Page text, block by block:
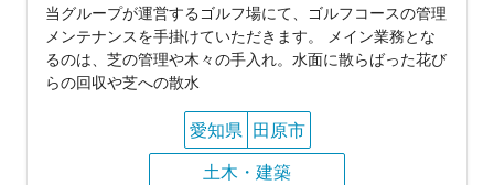
当グループが運営するゴルフ場にて、ゴルフコースの管理
メンテナンスを手掛けていただきます。 メイン業務とな
るのは、芝の管理や木々の手入れ。水面に散らばった花び
らの回収や芝への散水
愛知県 田原市
土木・建築